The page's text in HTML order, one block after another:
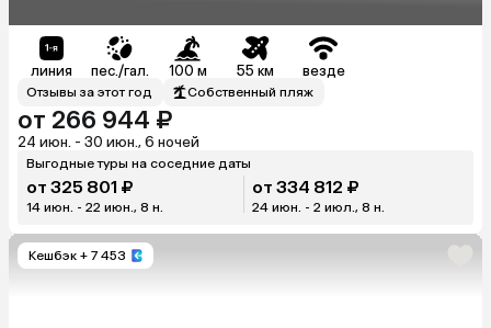
линия пес./гал. 100 м 55 км везде
Отзывы за этот год Собственный пляж
от 266 944 ₽
24 июн. - 30 июн., 6 ночей
Выгодные туры на соседние даты
от 325 801 ₽
14 июн. - 22 июн., 8 н.
от 334 812 ₽
24 июн. - 2 июл., 8 н.
Кешбэк + 7 453